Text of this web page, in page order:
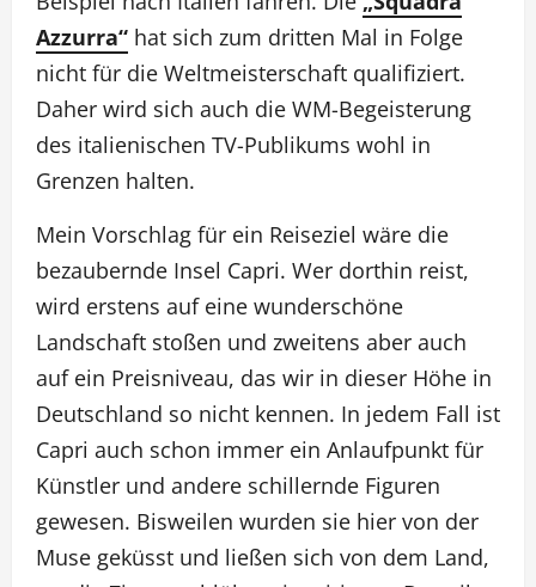
Azzurra“ hat sich zum dritten Mal in Folge
nicht für die Weltmeisterschaft qualifiziert.
Daher wird sich auch die WM-Begeisterung
des italienischen TV-Publikums wohl in
Grenzen halten.
Mein Vorschlag für ein Reiseziel wäre die
bezaubernde Insel Capri. Wer dorthin reist,
wird erstens auf eine wunderschöne
Landschaft stoßen und zweitens aber auch
auf ein Preisniveau, das wir in dieser Höhe in
Deutschland so nicht kennen. In jedem Fall ist
Capri auch schon immer ein Anlaufpunkt für
Künstler und andere schillernde Figuren
gewesen. Bisweilen wurden sie hier von der
Muse geküsst und ließen sich von dem Land,